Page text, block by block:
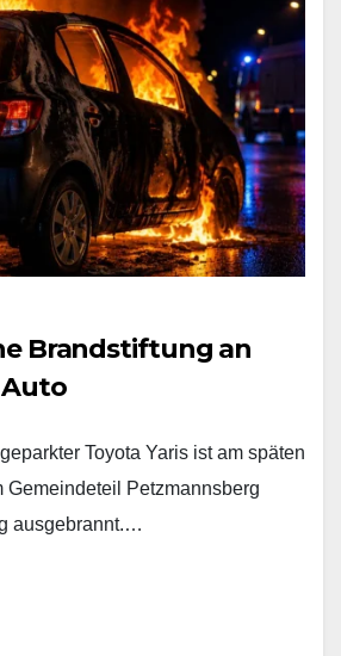
Brandstiftung an
Toyota Yaris ist am späten
Gemeindeteil Petzmannsberg
ausgebrannt.…